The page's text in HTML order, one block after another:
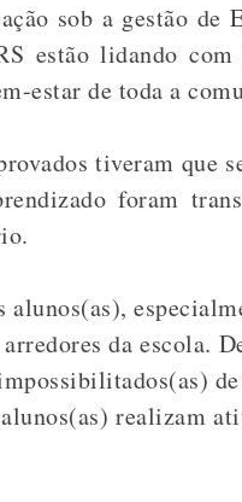
sob a gestão de
estão lidando
estar de toda a
tiveram que
foram
.
da escola.
realizam